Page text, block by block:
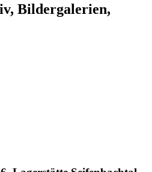
Bildergalerien,